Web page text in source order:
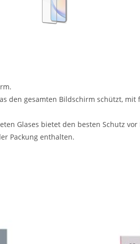
den gesamten Bildschirm schützt,
Glases bietet den besten Schutz
Packung enthalten.